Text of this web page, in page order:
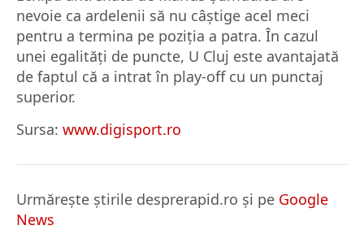
nevoie ca ardelenii să nu câștige acel meci
pentru a termina pe poziția a patra. În cazul
unei egalități de puncte, U Cluj este avantajată
de faptul că a intrat în play-off cu un punctaj
superior.
Sursa: www.digisport.ro
Urmărește știrile desprerapid.ro și pe Google
News